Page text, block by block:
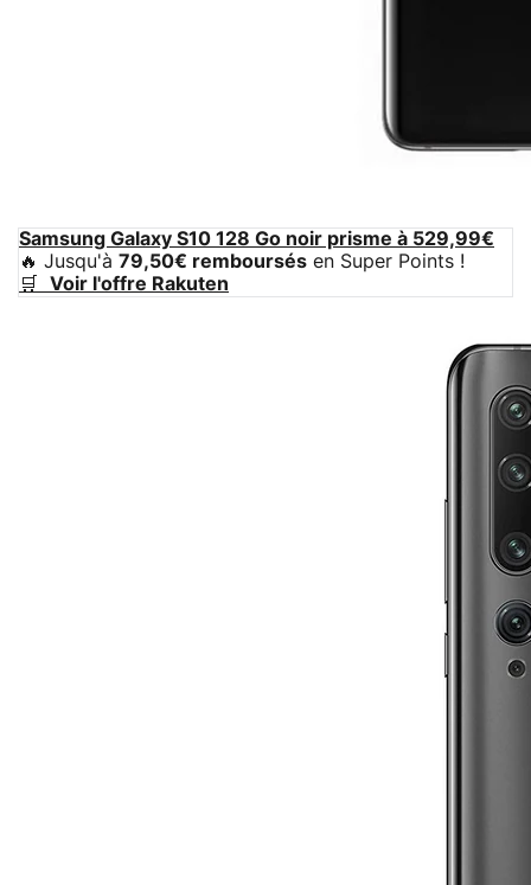
Samsung Galaxy S10 128 Go noir prisme à 529,99€
🔥 Jusqu'à 79,50€ remboursés en Super Points !
🛒 Voir l'offre Rakuten